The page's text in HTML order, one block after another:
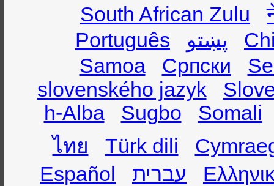
South African Zulu
Português
پښتو
Samoa
Српски
slovenského jazyk
h-Alba
Sugbo
Somali
ไทย
Türk dili
Español
עברית